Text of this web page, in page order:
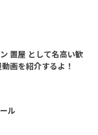
置屋 として名高い歓
画を紹介するよ！
ル